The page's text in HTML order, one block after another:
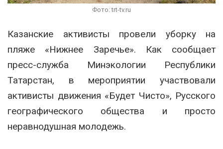
Фото: trt-tv.ru
Казанские активисты провели уборку на
пляже «Нижнее Заречье». Как сообщает
пресс-служба Минэкологии Республики
Татарстан, в мероприятии участвовали
активисты движения «Будет Чисто», Русского
географического общества и просто
неравнодушная молодежь.